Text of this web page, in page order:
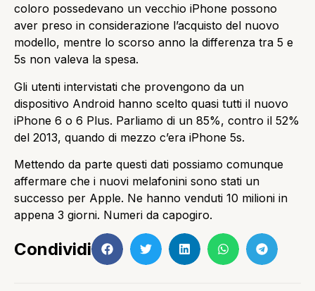
coloro possedevano un vecchio iPhone possono
aver preso in considerazione l’acquisto del nuovo
modello, mentre lo scorso anno la differenza tra 5 e
5s non valeva la spesa.
Gli utenti intervistati che provengono da un
dispositivo Android hanno scelto quasi tutti il nuovo
iPhone 6 o 6 Plus. Parliamo di un 85%, contro il 52%
del 2013, quando di mezzo c’era iPhone 5s.
Mettendo da parte questi dati possiamo comunque
affermare che i nuovi melafonini sono stati un
successo per Apple. Ne hanno venduti 10 milioni in
appena 3 giorni. Numeri da capogiro.
Condividi